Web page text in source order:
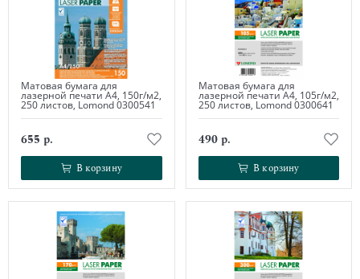
Матовая бумага для
лазерной печати А4, 150г/м2,
250 листов, Lomond 0300541
655 р.
В корзину
В корзину
Матовая бумага для
лазерной печати А4, 105г/м2,
250 листов, Lomond 0300641
490 р.
В корзину
В корзину